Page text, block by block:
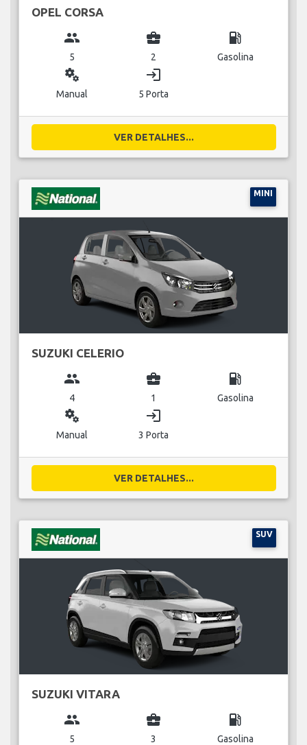
OPEL CORSA
group
5
business_center
2
local_gas_station
Gasolina
miscellaneous_services
Manual
login
5 Porta
VER DETALHES...
MINI
SUZUKI CELERIO
group
4
business_center
1
local_gas_station
Gasolina
miscellaneous_services
Manual
login
3 Porta
VER DETALHES...
SUV
SUZUKI VITARA
group
5
business_center
3
local_gas_station
Gasolina